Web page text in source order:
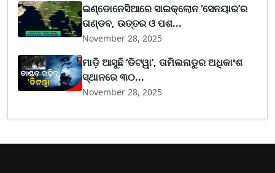
ଇଣ୍ଡୋନେସିଆରେ ସାଇକ୍ଲୋନ ‘ସେନୟାର’ର
ତାଣ୍ଡବ, ଉତ୍ତର ଓ ପଶ...
November 28, 2025
ମାଡ଼ି ଆସୁଛି ‘ଡିଟୱା’, ତାମିଲନାଡୁର ଅଧିକାଂଶ
ସ୍ଥାନରେ ୩୦...
November 28, 2025